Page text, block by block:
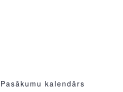
Pasākumu kalendārs